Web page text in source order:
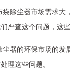
袋除尘器市场需求大
严查这个问题，这些
尘器的环保市场的发
理这些问题。